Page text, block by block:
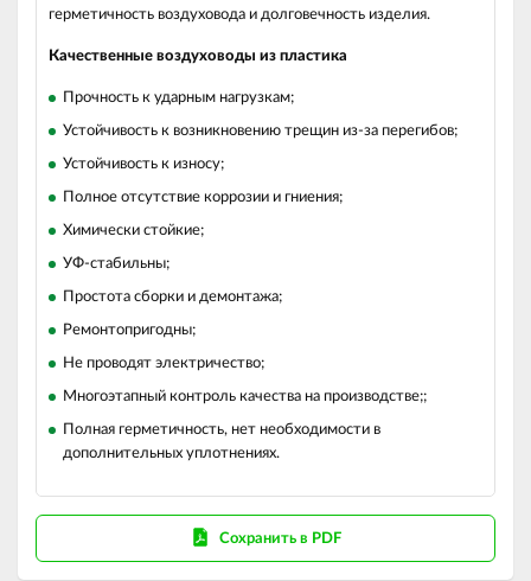
герметичность воздуховода и долговечность изделия.
Качественные воздуховоды из пластика
Прочность к ударным нагрузкам;
Устойчивость к возникновению трещин из-за перегибов;
Устойчивость к износу;
Полное отсутствие коррозии и гниения;
Химически стойкие;
УФ-стабильны;
Простота сборки и демонтажа;
Ремонтопригодны;
Не проводят электричество;
Многоэтапный контроль качества на производстве;;
Полная герметичность, нет необходимости в
дополнительных уплотнениях.
Сохранить в PDF